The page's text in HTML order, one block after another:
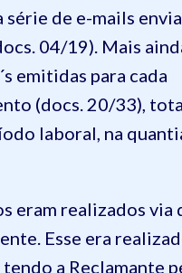
série de e-mails
04/19). Mais
emitidas para cada
(docs. 20/33),
laboral, na
eram realizados via
Esse era
tendo a Reclamante